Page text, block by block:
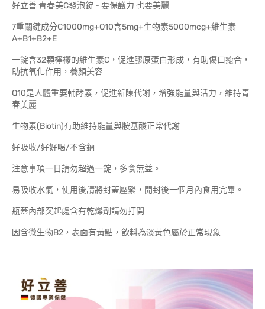
好立善 青春美C發泡錠 - 要保護力 也要美麗
7重關鍵成分C1000mg+Q10含5mg+生物素5000mcg+維生素
A+B1+B2+E
一錠含32顆檸檬的維生素C，促進膠原蛋白形成，有助傷口癒合，
助抗氧化作用，養顏美容
Q10是人體重要輔酵素，促進新陳代謝，增強能量與活力，維持青
春美麗
生物素(Biotin)有助維持能量與胺基酸正常代謝
好吸收/好好喝/不含鈉
注意事項一日請勿超過一錠，多食無益。
易吸收水氣，使用後請將封蓋壓緊，開封後一個月內食用完畢。
瓶蓋內部突起處含有乾燥劑請勿打開
因含微生物B2，表面有黃點，飲料為淡黃色屬於正常現象